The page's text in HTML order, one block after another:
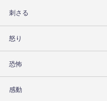
刺さる
怒り
恐怖
感動